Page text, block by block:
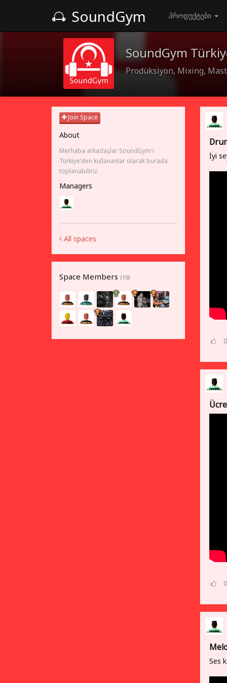
SoundGym პროდუქტები
SoundGym
Prodüksiyon, Mixing,
Join Space
About
Merhaba arkadaşlar SoundGym'i
Türkiye'den kullananlar olarak burada
toplanabiliriz.
Managers
All spaces
Space Members (10)
İyi
0
0
Ses